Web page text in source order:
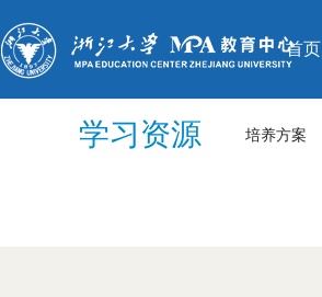
首页
学习资源 培养方案